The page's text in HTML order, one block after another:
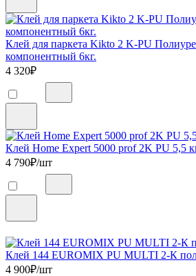
Клей для паркета Kikto 2 K-PU
компонентный 6кг.
4 320₽
Клей Home Expert 5000 prof 2K PU 5,5
4 790₽/шт
Клей 144 EUROMIX PU MULTI 2-К
4 900₽/шт